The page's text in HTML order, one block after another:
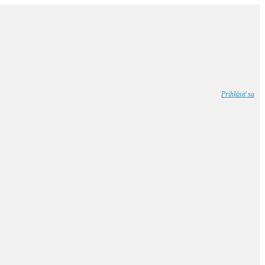
Prihlásiť sa